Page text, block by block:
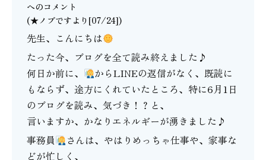
へのコメント
(★ノブですより[07/24])
先生、こんにちは
たった今、ブログを全て読み終えました♪
何日か前に、
からLINEの返信がなく、既読に
もならず、途方にくれていたところ、特に6月1日
のブログを読み、気づき！？と、
言いますか、かなりエネルギーが湧きました♪
事務員
さんは、やはりめっちゃ仕事や、家事な
どが忙しく、